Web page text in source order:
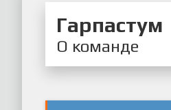
Гарпастум
О команде